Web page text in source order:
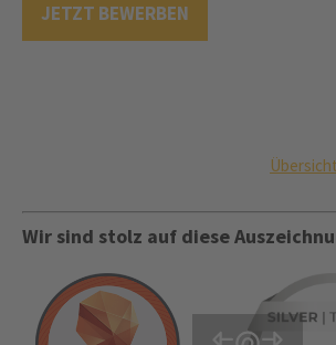
JETZT BEWERBEN
Wir sind stolz auf diese